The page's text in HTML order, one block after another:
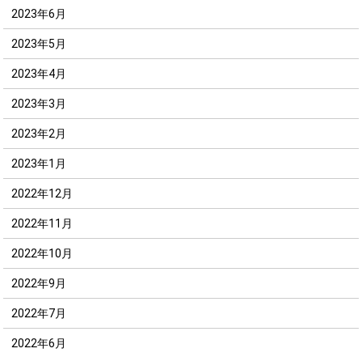
2023年6月
2023年5月
2023年4月
2023年3月
2023年2月
2023年1月
2022年12月
2022年11月
2022年10月
2022年9月
2022年7月
2022年6月